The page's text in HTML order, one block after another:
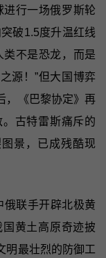
进行一场俄罗斯轮
破1.5度升温红线
类不是恐龙，而是
源！”但大国博弈
，《巴黎协定》再
古特雷斯痛斥的
景，已成残酷现
俄联手开辟北极黄
黄土高原奇迹披
明最壮烈的防御工